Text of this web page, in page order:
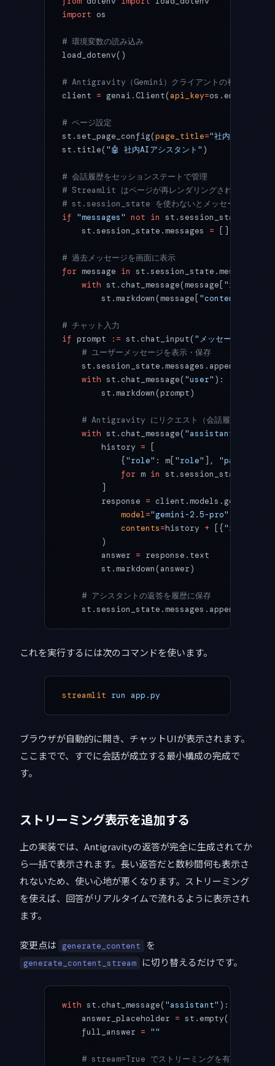
import os
# 環境変数の読み込み
load_dotenv()
# Antigravity（Gemini）クライアントの初期化
client = genai.Client(api_key=os.environ[
# ページ設定
st.set_page_config(page_title="社内AIチャッ
st.title("🤖 社内AIアシスタント" )
# 会話履歴をセッションステートで管理
# Streamlit はページが再レンダリングされるたびにス
# st.session_state を使わないとメッセージ履歴が毎
if "messages" not in st.session_state:
    st.session_state.messages
= []
# 過去メッセージを画面に表示
for message in st.session_state.messages:
    with
st.chat_message(message[ "role"
        st.markdown(message[
"content"
# チャット入力
if prompt := st.chat_input("メッセージを入力
    # ユーザーメッセージを表示・保存
    st.session_state.messages.append({
    with
st.chat_message("user" ):
        st.markdown(prompt)
# Antigravity にリクエスト（会話履歴を含めて
    with
st.chat_message("assistant"
        history
= [
            {
"role" : m[ "role" ], "parts"
            for
m in
        ]
        response
=
            model
="gemini-2.5-pro"
            contents
=history + [{"role"
        )
        answer
= response.text
        st.markdown(answer)
    # アシスタントの返答を履歴に保存
    st.session_state.messages.append({
これを実行するには次のコマンドを使います。
streamlit run app.py
ブラウザが自動的に開き、チャットUIが表示されます。
ここまでで、すでに会話が成立する最小構成の完成で
す。
ストリーミング表示を追加する
上の実装では、Antigravityの返答が完全に生成されてか
ら一括で表示されます。長い返答だと数秒間何も表示さ
れないため、使い心地が悪くなります。ストリーミング
を使えば、回答がリアルタイムで流れるように表示され
ます。
変更点は generate_content を
generate_content_stream に切り替えるだけです。
with st.chat_message("assistant" ):
    answer_placeholder
= st.empty()
    full_answer
= ""
    # stream=True でストリーミングを有効化